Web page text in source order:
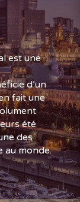
est une
d’un
fait une
été
des
au monde.